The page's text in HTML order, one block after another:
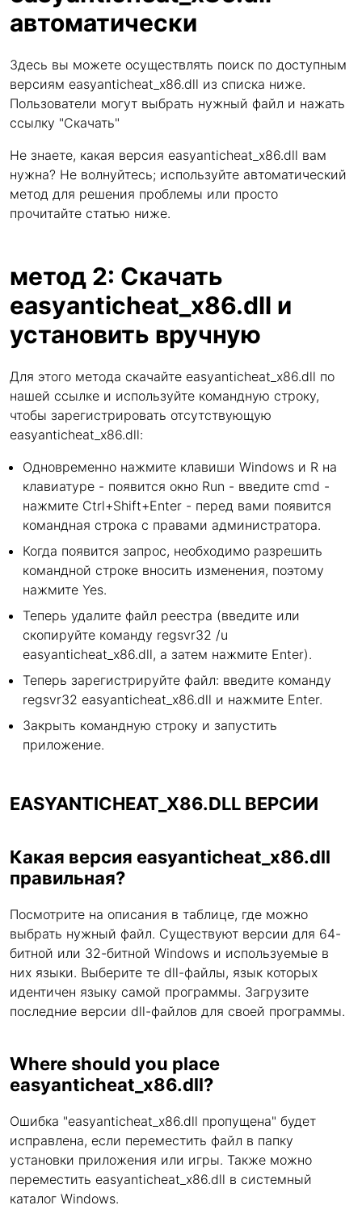
автоматически
Здесь вы можете осуществлять поиск по доступным
версиям easyanticheat_x86.dll из списка ниже.
Пользователи могут выбрать нужный файл и нажать
ссылку "Скачать"
Не знаете, какая версия easyanticheat_x86.dll вам
нужна? Не волнуйтесь; используйте автоматический
метод для решения проблемы или просто
прочитайте статью ниже.
метод 2: Скачать
easyanticheat_x86.dll и
установить вручную
Для этого метода скачайте easyanticheat_x86.dll по
нашей ссылке и используйте командную строку,
чтобы зарегистрировать отсутствующую
easyanticheat_x86.dll:
Одновременно нажмите клавиши Windows и R на
клавиатуре - появится окно Run - введите cmd -
нажмите Ctrl+Shift+Enter - перед вами появится
командная строка с правами администратора.
Когда появится запрос, необходимо разрешить
командной строке вносить изменения, поэтому
нажмите Yes.
Теперь удалите файл реестра (введите или
скопируйте команду regsvr32 /u
easyanticheat_x86.dll, а затем нажмите Enter).
Теперь зарегистрируйте файл: введите команду
regsvr32 easyanticheat_x86.dll и нажмите Enter.
Закрыть командную строку и запустить
приложение.
EASYANTICHEAT_X86.DLL ВЕРСИИ
Какая версия easyanticheat_x86.dll
правильная?
Посмотрите на описания в таблице, где можно
выбрать нужный файл. Существуют версии для 64-
битной или 32-битной Windows и используемые в
них языки. Выберите те dll-файлы, язык которых
идентичен языку самой программы. Загрузите
последние версии dll-файлов для своей программы.
Where should you place
easyanticheat_x86.dll?
Ошибка "easyanticheat_x86.dll пропущена" будет
исправлена, если переместить файл в папку
установки приложения или игры. Также можно
переместить easyanticheat_x86.dll в системный
каталог Windows.